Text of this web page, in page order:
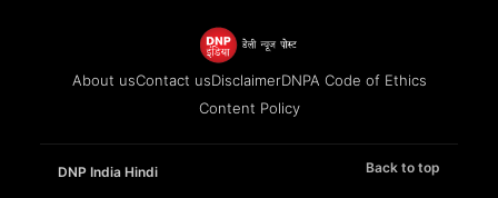
About usContact usDisclaimerDNPA Code of Ethics
Content Policy
DNP India Hindi Back to top